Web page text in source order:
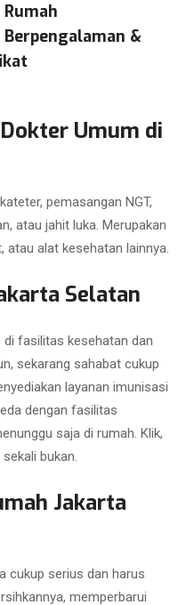
&
Umum di
pemasangan NGT,
atau jahit luka. Merupakan
atau alat kesehatan lainnya.
Selatan
di fasilitas kesehatan dan
sekarang sahabat cukup
layanan imunisasi
dengan fasilitas
saja di rumah. Klik,
bukan.
Jakarta
cukup serius dan harus
memperbarui